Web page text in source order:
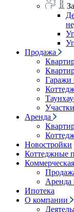
Продажа
Гаражи
Участки
Аренда
Новостройки
Коттеджные
Коммерческая
Аренда
Ипотека
О компании